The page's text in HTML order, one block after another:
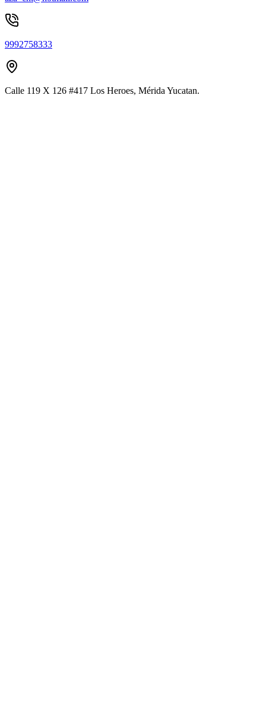
9992758333
Calle 119 X 126 #417 Los Heroes, Mérida Yucatan.